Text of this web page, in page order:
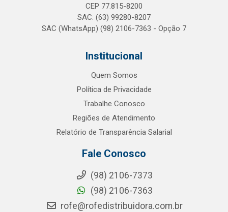
CEP 77.815-8200
SAC: (63) 99280-8207
SAC (WhatsApp) (98) 2106-7363 - Opção 7
Institucional
Quem Somos
Política de Privacidade
Trabalhe Conosco
Regiões de Atendimento
Relatório de Transparência Salarial
Fale Conosco
(98) 2106-7373
(98) 2106-7363
rofe@rofedistribuidora.com.br